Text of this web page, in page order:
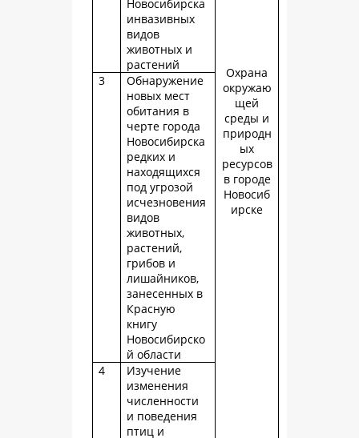
Охрана
окружаю
щей
среды и
природн
ых
ресурсов
в городе
Новосиб
ирске
Новосибирска
инвазивных
видов
животных и
растений
3
Обнаружение
новых мест
обитания в
черте города
Новосибирска
редких и
находящихся
под угрозой
исчезновения
видов
животных,
растений,
грибов и
лишайников,
занесенных в
Красную
книгу
Новосибирско
й области
4
Изучение
изменения
численности
и поведения
птиц и